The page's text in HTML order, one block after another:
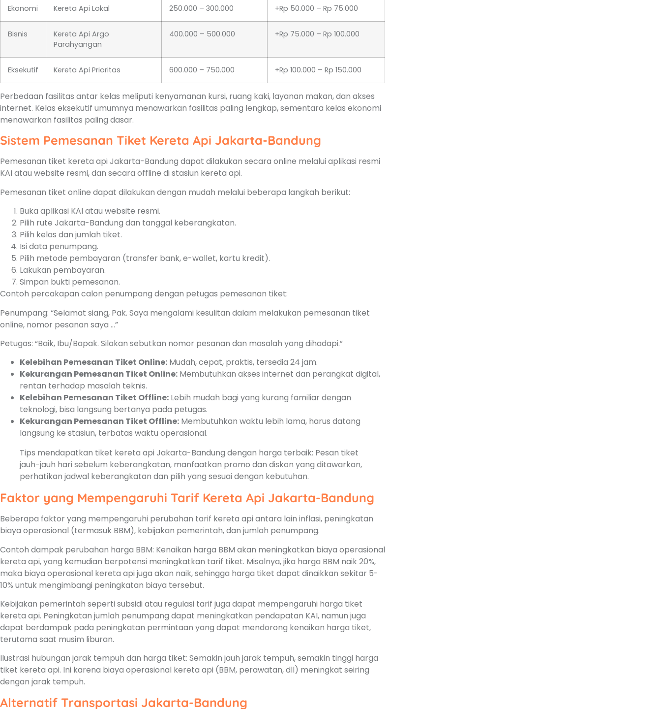
Ekonomi Kereta Api Lokal 250.000 – 300.000 +Rp 50.000 – Rp 75.000
Bisnis
Kereta Api Argo
Parahyangan
400.000 – 500.000 +Rp 75.000 – Rp 100.000
Eksekutif Kereta Api Prioritas 600.000 – 750.000 +Rp 100.000 – Rp 150.000
Perbedaan fasilitas antar kelas meliputi kenyamanan kursi, ruang kaki, layanan makan, dan akses
internet. Kelas eksekutif umumnya menawarkan fasilitas paling lengkap, sementara kelas ekonomi
menawarkan fasilitas paling dasar.
Sistem Pemesanan Tiket Kereta Api Jakarta-Bandung
Pemesanan tiket kereta api Jakarta-Bandung dapat dilakukan secara online melalui aplikasi resmi
KAI atau website resmi, dan secara offline di stasiun kereta api.
Pemesanan tiket online dapat dilakukan dengan mudah melalui beberapa langkah berikut:
Buka aplikasi KAI atau website resmi.
Pilih rute Jakarta-Bandung dan tanggal keberangkatan.
Pilih kelas dan jumlah tiket.
Isi data penumpang.
Pilih metode pembayaran (transfer bank, e-wallet, kartu kredit).
Lakukan pembayaran.
Simpan bukti pemesanan.
Contoh percakapan calon penumpang dengan petugas pemesanan tiket:
Penumpang: “Selamat siang, Pak. Saya mengalami kesulitan dalam melakukan pemesanan tiket
online, nomor pesanan saya …”
Petugas: “Baik, Ibu/Bapak. Silakan sebutkan nomor pesanan dan masalah yang dihadapi.”
Kelebihan Pemesanan Tiket Online: Mudah, cepat, praktis, tersedia 24 jam.
Kekurangan Pemesanan Tiket Online: Membutuhkan akses internet dan perangkat digital,
rentan terhadap masalah teknis.
Kelebihan Pemesanan Tiket Offline: Lebih mudah bagi yang kurang familiar dengan
teknologi, bisa langsung bertanya pada petugas.
Kekurangan Pemesanan Tiket Offline: Membutuhkan waktu lebih lama, harus datang
langsung ke stasiun, terbatas waktu operasional.
Tips mendapatkan tiket kereta api Jakarta-Bandung dengan harga terbaik: Pesan tiket
jauh-jauh hari sebelum keberangkatan, manfaatkan promo dan diskon yang ditawarkan,
perhatikan jadwal keberangkatan dan pilih yang sesuai dengan kebutuhan.
Faktor yang Mempengaruhi Tarif Kereta Api Jakarta-Bandung
Beberapa faktor yang mempengaruhi perubahan tarif kereta api antara lain inflasi, peningkatan
biaya operasional (termasuk BBM), kebijakan pemerintah, dan jumlah penumpang.
Contoh dampak perubahan harga BBM: Kenaikan harga BBM akan meningkatkan biaya operasional
kereta api, yang kemudian berpotensi meningkatkan tarif tiket. Misalnya, jika harga BBM naik 20%,
maka biaya operasional kereta api juga akan naik, sehingga harga tiket dapat dinaikkan sekitar 5-
10% untuk mengimbangi peningkatan biaya tersebut.
Kebijakan pemerintah seperti subsidi atau regulasi tarif juga dapat mempengaruhi harga tiket
kereta api. Peningkatan jumlah penumpang dapat meningkatkan pendapatan KAI, namun juga
dapat berdampak pada peningkatan permintaan yang dapat mendorong kenaikan harga tiket,
terutama saat musim liburan.
Ilustrasi hubungan jarak tempuh dan harga tiket: Semakin jauh jarak tempuh, semakin tinggi harga
tiket kereta api. Ini karena biaya operasional kereta api (BBM, perawatan, dll) meningkat seiring
dengan jarak tempuh.
Alternatif Transportasi Jakarta-Bandung